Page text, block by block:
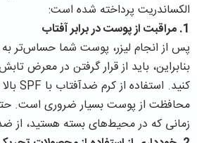
الکساندریت پرداخته شده است:
1. مراقبت از پوست در برابر آفتاب
پس از انجام لیزر، پوست شما حساس‌تر
بنابراین، باید از قرار گرفتن در معرض
محافظت از پوست بسیار ضروری است.
زمانی که در محیط‌های بسته هستید، از